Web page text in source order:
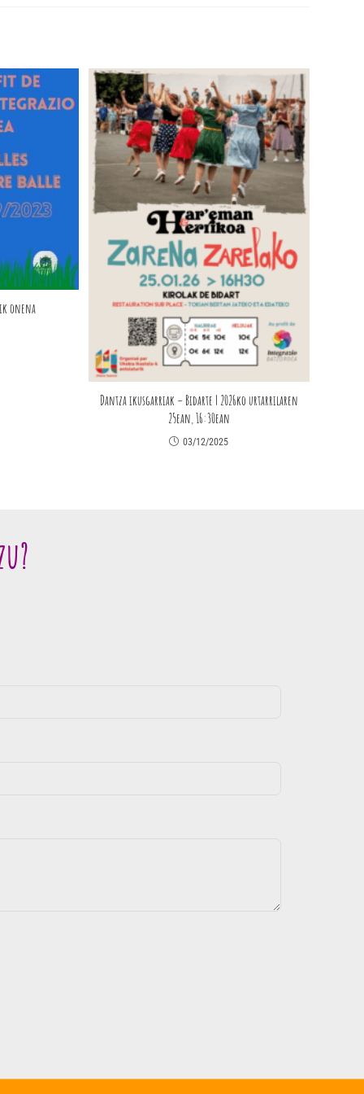
onena
Dantza ikusgarriak – Bidarte | 2026ko urtarrilaren
25ean, 16:30ean
03/12/2025